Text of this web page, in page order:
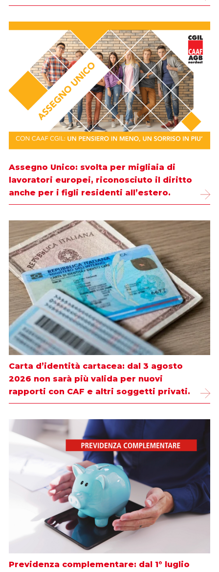
Assegno Unico: svolta per migliaia di
lavoratori europei, riconosciuto il diritto
anche per i figli residenti all’estero.
Carta d’identità cartacea: dal 3 agosto
2026 non sarà più valida per nuovi
rapporti con CAF e altri soggetti privati.
Previdenza complementare: dal 1° luglio